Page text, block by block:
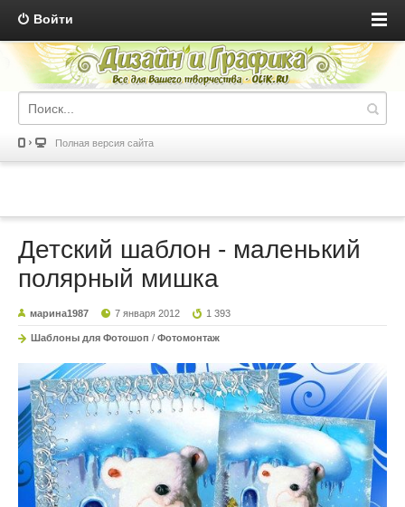
Войти
Полная версия сайта
Детский шаблон - маленький
полярный мишка
марина1987 7 января 2012 1 393
Шаблоны для Фотошоп / Фотомонтаж